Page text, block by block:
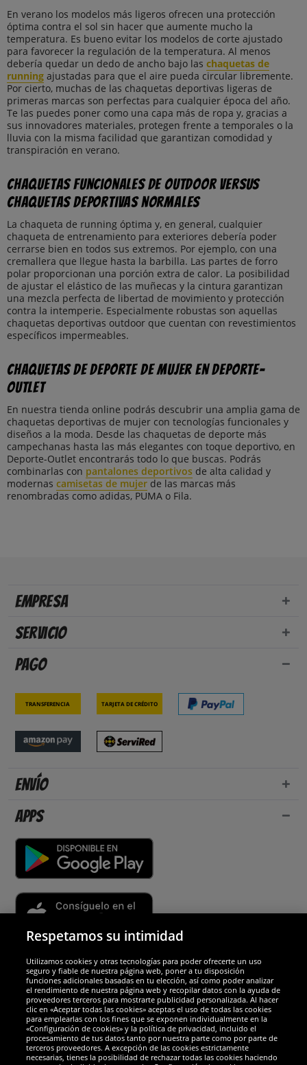
En verano los modelos más ligeros ofrecen una protección
óptima contra el sol sin hacer que aumente mucho la
temperatura. Es bueno evitar los modelos de corte ajustado
para favorecer la regulación de la temperatura. Al menos
debería quedar un dedo de ancho bajo las chaquetas de
running ajustadas para que el aire pueda circular libremente.
Por cierto, muchas de las chaquetas deportivas ligeras de
primeras marcas son perfectas para cualquier época del año.
Te las puedes poner como una capa más de ropa y, gracias a
sus innovadores materiales, protegen frente a temporales o la
lluvia con la misma facilidad que garantizan comodidad y
transpiración en verano.
Chaquetas funcionales de outdoor versus
chaquetas deportivas normales
La chaqueta de running óptima y, en general, cualquier
chaqueta de entrenamiento para exteriores debería poder
cerrarse bien en todos sus extremos. Por ejemplo, con una
cremallera que llegue hasta la barbilla. Las partes de forro
polar proporcionan una porción extra de calor. La posibilidad
de ajustar el elástico de las muñecas y la cintura garantizan
una mezcla perfecta de libertad de movimiento y protección
contra la intemperie. Especialmente robustas son aquellas
chaquetas deportivas outdoor que cuentan con revestimientos
específicos impermeables.
Chaquetas de deporte de mujer en Deporte-
Outlet
En nuestra tienda online podrás descubrir una amplia gama de
chaquetas deportivas de mujer con tecnologías funcionales y
diseños a la moda. Desde las chaquetas de deporte más
campechanas hasta las más elegantes con toque deportivo, en
Deporte-Outlet encontrarás todo lo que buscas. Podrás
combinarlas con pantalones deportivos de alta calidad y
modernas camisetas de mujer de las marcas más
renombradas como adidas, PUMA o Fila.
Empresa
Servicio
Pago
Transferencia Tarjeta de crédito
Envío
Apps
Socios y seguridad
Galardones
Respetamos su intimidad
Utilizamos cookies y otras tecnologías para poder ofrecerte un uso
seguro y fiable de nuestra página web, poner a tu disposición
funciones adicionales basadas en tu elección, así como poder analizar
el rendimiento de nuestra página web y recopilar datos con la ayuda de
proveedores terceros para mostrarte publicidad personalizada. Al hacer
clic en «Aceptar todas las cookies» aceptas el uso de todas las cookies
para emplearlas con los fines que se exponen individualmente en la
«Configuración de cookies» y la política de privacidad, incluido el
procesamiento de tus datos tanto por nuestra parte como por parte de
terceros proveedores. A excepción de las cookies estrictamente
necesarias, tienes la posibilidad de rechazar todas las cookies haciendo